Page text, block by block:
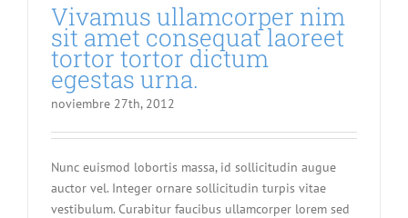
Vivamus ullamcorper nim
sit amet consequat laoreet
tortor tortor dictum
egestas urna.
noviembre 27th, 2012
Nunc euismod lobortis massa, id sollicitudin augue
auctor vel. Integer ornare sollicitudin turpis vitae
vestibulum. Curabitur faucibus ullamcorper lorem sed